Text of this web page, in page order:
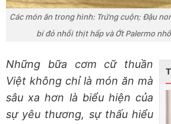
Các món ăn trong hình: Trứng cuộn; Đậu
bí đỏ nhồi thịt hấp và Ớt Palermo
Những bữa cơm cữ thuần
Việt không chỉ là món ăn mà
sâu xa hơn là biểu hiện của
sự yêu thương, sự thấu hiểu